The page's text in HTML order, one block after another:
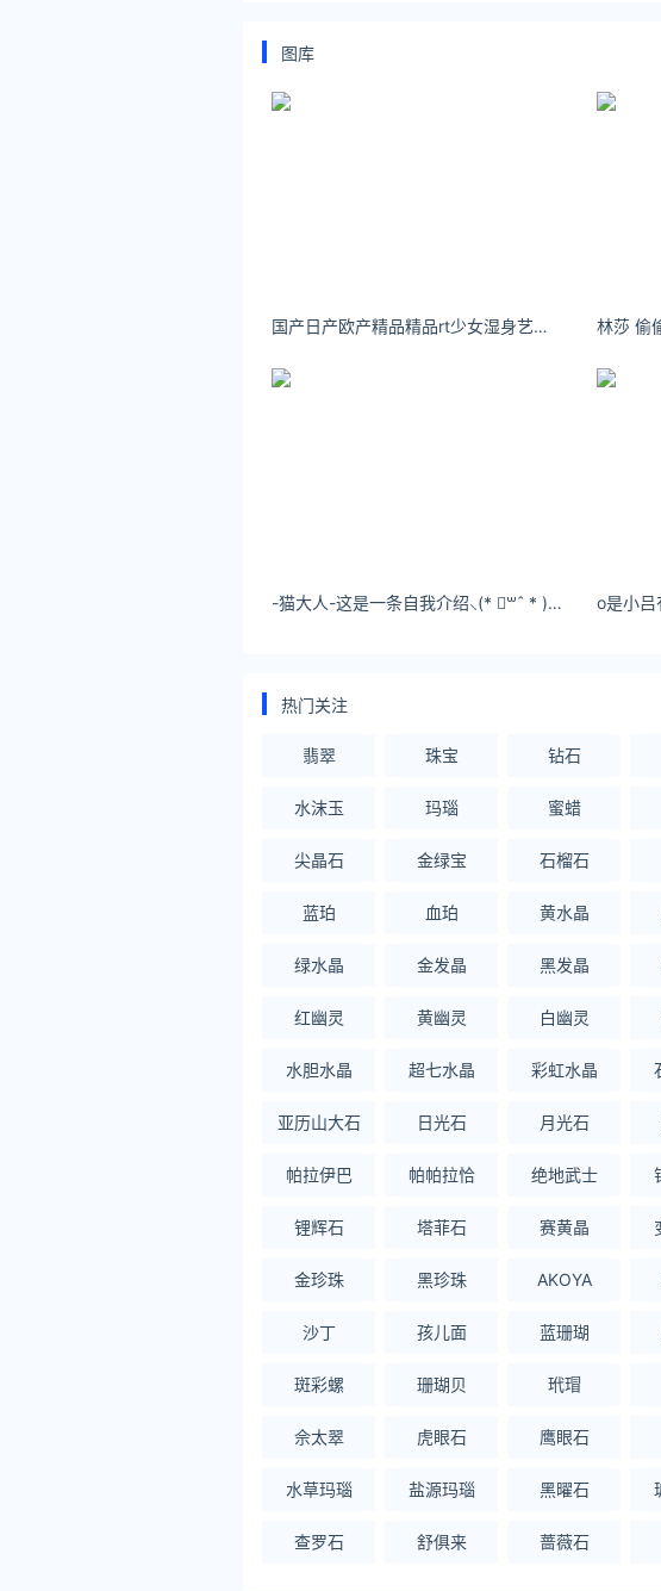
湖北
根据近期国际市场油价变化情况，按照现行
格（标准品，下同）每吨分别降低440元和
地区92号汽油95号汽油98号汽油0号柴油
8.248.769.447.90天津8.268.7310.017.95重
律师事务所咨询免费24小时在线：https://
*文章为作者独立观点，不代表 黄金网 立场
原文链接 https://huangjin.ijiandao.com/news/hot/
今日油价 95号 汽油价格
图库
国产日产欧产精品精品rt少女湿身艺术照
-猫大人-这是一条自我介绍⸜(* ॑꒳ˆ * )⋆*
热门关注
翡翠 珠宝 钻石
水沫玉 玛瑙 蜜蜡
尖晶石 金绿宝 石榴石
蓝珀 血珀 黄水晶
绿水晶 金发晶 黑发晶
红幽灵 黄幽灵 白幽灵
水胆水晶 超七水晶 彩虹水晶
亚历山大石 日光石 月光石
帕拉伊巴 帕帕拉恰 绝地武士
锂辉石 塔菲石 赛黄晶
金珍珠 黑珍珠 AKOYA
沙丁 孩儿面 蓝珊瑚
斑彩螺 珊瑚贝 玳瑁
佘太翠 虎眼石 鹰眼石
水草玛瑙 盐源玛瑙 黑曜石
查罗石 舒俱来 蔷薇石